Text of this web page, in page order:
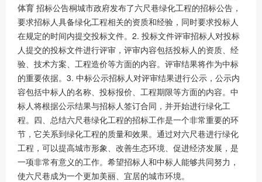
体育 招标公告桐城市政府发布了六尺巷绿化工程的招标公告，
要求招标人具备绿化工程相关的资质和经验，同时要求投标人
在规定的时间内提交投标文件。2. 投标文件评审招标人对投标
人提交的投标文件进行评审，评审内容包括投标人的资质、经
验、技术方案、工程造价等方面的内容。评审结果将作为中标
的重要依据。3. 中标公示招标人对评审结果进行公示，公示内
容包括中标人的名称、投标报价、工程期限等方面的内容。中
标人将根据公示结果与招标人签订合同，并开始进行绿化工
程。四、总结六尺巷绿化工程的招标工作是一个非常重要的环
节，它关系到绿化工程的质量和效果。通过对六尺巷进行绿化
工程，可以提高城市形象、改善生态环境、促进经济发展，是
一项非常有意义的工作。希望招标人和中标人能够共同努力，
使六尺巷成为一个更加美丽、宜居的城市环境。